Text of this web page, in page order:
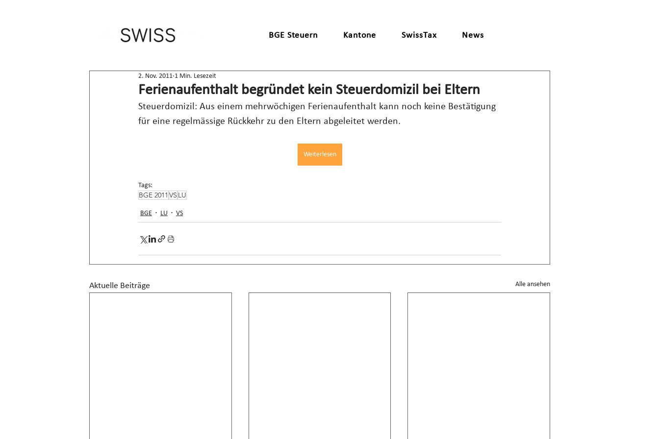
BGE Steuern Kantone SwissTax News
Ferienaufenthalt begründet kein Steuerdomizil bei Eltern
2. Nov. 2011 1 Min. Lesezeit
Steuerdomizil: Aus einem mehrwöchigen Ferienaufenthalt kann noch keine Bestätigung
für eine regelmässige Rückkehr zu den Eltern abgeleitet werden.
Weiterlesen
Tags:
BGE 2011 VS LU
BGE LU VS
Aktuelle Beiträge Alle ansehen